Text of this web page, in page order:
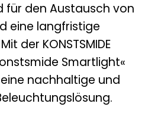
für den Austausch von
eine langfristige
der KONSTSMIDE
Smartlight«
nachhaltige und